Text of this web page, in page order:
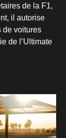
de la F1,
il autorise
de voitures
de l’Ultimate